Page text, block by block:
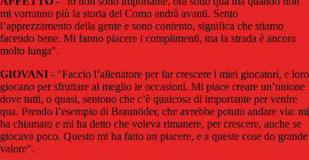
mi vorranno più la storia del Como andrà avanti. Sento
l’apprezzamento della gente e sono contento, significa che stiamo
facendo bene. Mi fanno piacere i complimenti, ma la strada è ancora
molto lunga".
GIOVANI - "Faccio l’allenatore per far crescere i miei giocatori, e loro
giocano per sfruttare al meglio le occasioni. Mi piace creare un’unione
dove tutti, o quasi, sentono che c’è qualcosa di importante per venire
qua. Prendo l’esempio di Braunöder, che avrebbe potuto andare via: mi
ha chiamato e mi ha detto che voleva rimanere, per crescere, anche se
giocava poco. Questo mi ha fatto un piacere, e a queste cose do grande
valore".